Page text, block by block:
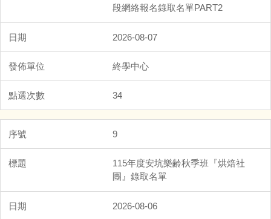
段網絡報名錄取名單PART2
2026-08-07
終學中心
34
9
115年度安坑樂齢秋季班『烘焙社
團』錄取名單
2026-08-06